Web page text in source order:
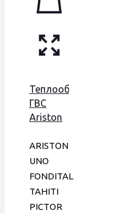
Теплообменник
ГВС
Ariston
Beretta,
Electrolux,
Ferroli,
Fondital,
148 мм,
ARISTON
UNO
FONDITAL
TAHITI
PICTOR